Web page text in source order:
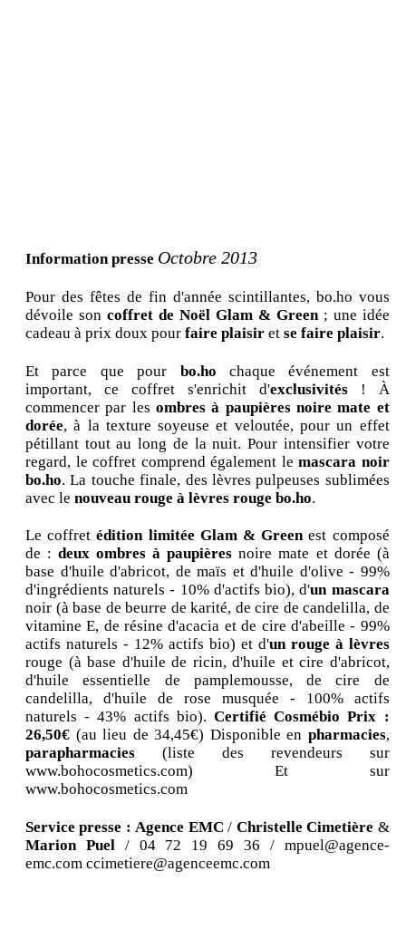
Information presse Octobre 2013
Pour des fêtes de fin d'année scintillantes, bo.ho vous
dévoile son coffret de Noël Glam & Green; une idée
cadeau à prix doux pour faire plaisir et se faire plaisir.
Et parce que pour bo.ho chaque événement est
important, ce coffret s'enrichit d'exclusivités! À
commencer par les ombres à paupières noire mate et
dorée, à la texture soyeuse et veloutée, pour un effet
pétillant tout au long de la nuit. Pour intensifier votre
regard, le coffret comprend également lemascara noir
bo.ho. La touche finale, des lèvres pulpeuses sublimées
avec le nouveau rouge à lèvres rouge bo.ho.
Le coffret édition limitée Glam & Greenest composé
de :deux ombres à paupières noire mate et dorée (à
base d'huile d'abricot, de maïs et d'huile d'olive - 99%
d'ingrédients naturels - 10% d'actifs bio), d'un mascara
noir (à base de beurre de karité, de cire de candelilla, de
vitamine E, de résine d'acacia et de cire d'abeille - 99%
actifs naturels - 12% actifs bio) et d'un rouge à lèvres
rouge (à base d'huile de ricin, d'huile et cire d'abricot,
d'huile essentielle de pamplemousse, de cire de
candelilla, d'huile de rose musquée - 100% actifs
naturels - 43% actifs bio).Certifié Cosmébio Prix :
26,50€ (au lieu de 34,45€) Disponible en pharmacies,
parapharmacies (liste des revendeurs sur
www.bohocosmetics.com) Et sur
www.bohocosmetics.com
Service presse : Agence EMC / Christelle Cimetière &
Marion Puel/ 04 72 19 69 36 / mpuel@agence-
emc.com ccimetiere@agenceemc.com